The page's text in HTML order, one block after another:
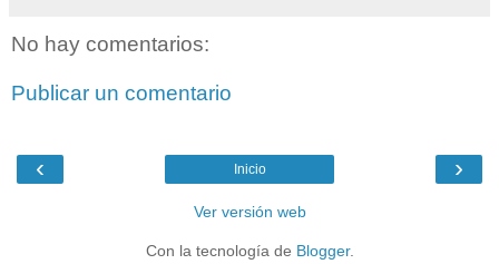
No hay comentarios:
Publicar un comentario
‹ ›
Inicio
Ver versión web
Con la tecnología de Blogger.